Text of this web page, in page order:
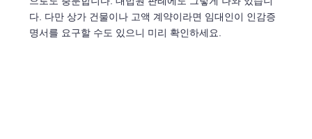
다. 다만 상가 건물이나 고액 계약이라면 임대인이 인감증
명서를 요구할 수도 있으니 미리 확인하세요.